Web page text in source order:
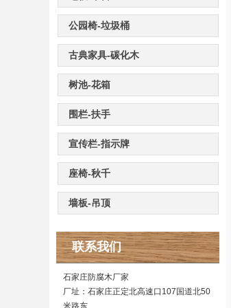
公园椅-垃圾桶
古典家具-碳化木
树池-花箱
围栏-扶手
宣传栏-指示牌
座椅-秋千
墙板-吊顶
联系我们
石家庄防腐木厂家
厂址：石家庄正定北高速口107国道北50
米路东